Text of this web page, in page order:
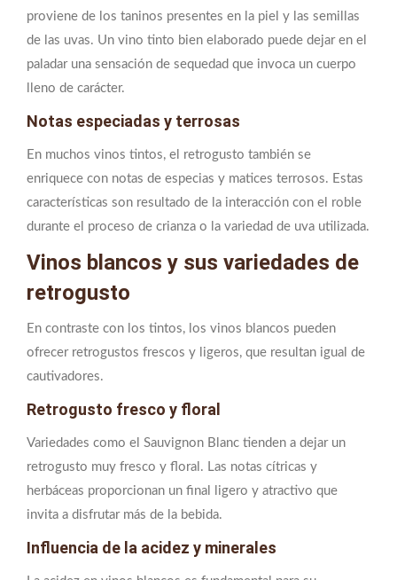
proviene de los taninos presentes en la piel y las semillas
de las uvas. Un vino tinto bien elaborado puede dejar en el
paladar una sensación de sequedad que invoca un cuerpo
lleno de carácter.
Notas especiadas y terrosas
En muchos vinos tintos, el retrogusto también se
enriquece con notas de especias y matices terrosos. Estas
características son resultado de la interacción con el roble
durante el proceso de crianza o la variedad de uva utilizada.
Vinos blancos y sus variedades de
retrogusto
En contraste con los tintos, los vinos blancos pueden
ofrecer retrogustos frescos y ligeros, que resultan igual de
cautivadores.
Retrogusto fresco y floral
Variedades como el Sauvignon Blanc tienden a dejar un
retrogusto muy fresco y floral. Las notas cítricas y
herbáceas proporcionan un final ligero y atractivo que
invita a disfrutar más de la bebida.
Influencia de la acidez y minerales